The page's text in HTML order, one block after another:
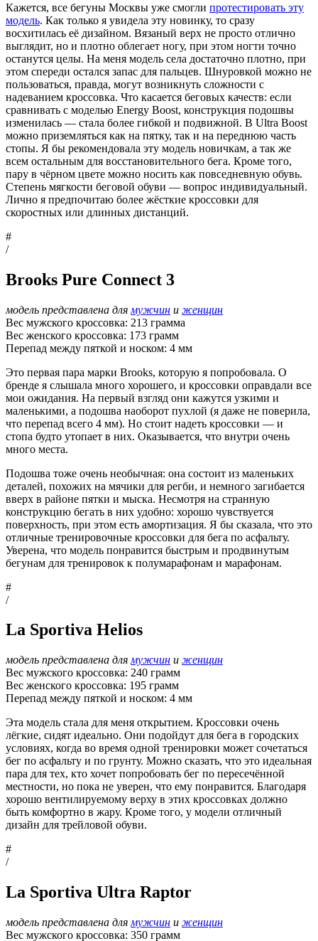
Кажется, все бегуны Москвы уже смогли протестировать эту
модель. Как только я увидела эту новинку, то сразу
восхитилась её дизайном. Вязаный верх не просто отлично
выглядит, но и плотно облегает ногу, при этом ногти точно
останутся целы. На меня модель села достаточно плотно, при
этом спереди остался запас для пальцев. Шнуровкой можно не
пользоваться, правда, могут возникнуть сложности с
надеванием кроссовка. Что касается беговых качеств: если
сравнивать с моделью Energy Boost, конструкция подошвы
изменилась — стала более гибкой и подвижной. В Ultra Boost
можно приземляться как на пятку, так и на переднюю часть
стопы. Я бы рекомендовала эту модель новичкам, а так же
всем остальным для восстановительного бега. Кроме того,
пару в чёрном цвете можно носить как повседневную обувь.
Степень мягкости беговой обуви — вопрос индивидуальный.
Лично я предпочитаю более жёсткие кроссовки для
скоростных или длинных дистанций.
#
/
Brooks Pure Connect 3
модель представлена для мужчин и женщин
Вес мужского кроссовка: 213 грамма
Вес женского кроссовка: 173 грамм
Перепад между пяткой и носком: 4 мм
Это первая пара марки Brooks, которую я попробовала. О
бренде я слышала много хорошего, и кроссовки оправдали все
мои ожидания. На первый взгляд они кажутся узкими и
маленькими, а подошва наоборот пухлой (я даже не поверила,
что перепад всего 4 мм). Но стоит надеть кроссовки — и
стопа будто утопает в них. Оказывается, что внутри очень
много места.
Подошва тоже очень необычная: она состоит из маленьких
деталей, похожих на мячики для регби, и немного загибается
вверх в районе пятки и мыска. Несмотря на странную
конструкцию бегать в них удобно: хорошо чувствуется
поверхность, при этом есть амортизация. Я бы сказала, что это
отличные тренировочные кроссовки для бега по асфальту.
Уверена, что модель понравится быстрым и продвинутым
бегунам для тренировок к полумарафонам и марафонам.
#
/
La Sportiva Helios
модель представлена для мужчин и женщин
Вес мужского кроссовка: 240 грамм
Вес женского кроссовка: 195 грамм
Перепад между пяткой и носком: 4 мм
Эта модель стала для меня открытием. Кроссовки очень
лёгкие, сидят идеально. Они подойдут для бега в городских
условиях, когда во время одной тренировки может сочетаться
бег по асфальту и по грунту. Можно сказать, что это идеальная
пара для тех, кто хочет попробовать бег по пересечённой
местности, но пока не уверен, что ему понравится. Благодаря
хорошо вентилируемому верху в этих кроссовках должно
быть комфортно в жару. Кроме того, у модели отличный
дизайн для трейловой обуви.
#
/
La Sportiva Ultra Raptor
модель представлена для мужчин и женщин
Вес мужского кроссовка: 350 грамм